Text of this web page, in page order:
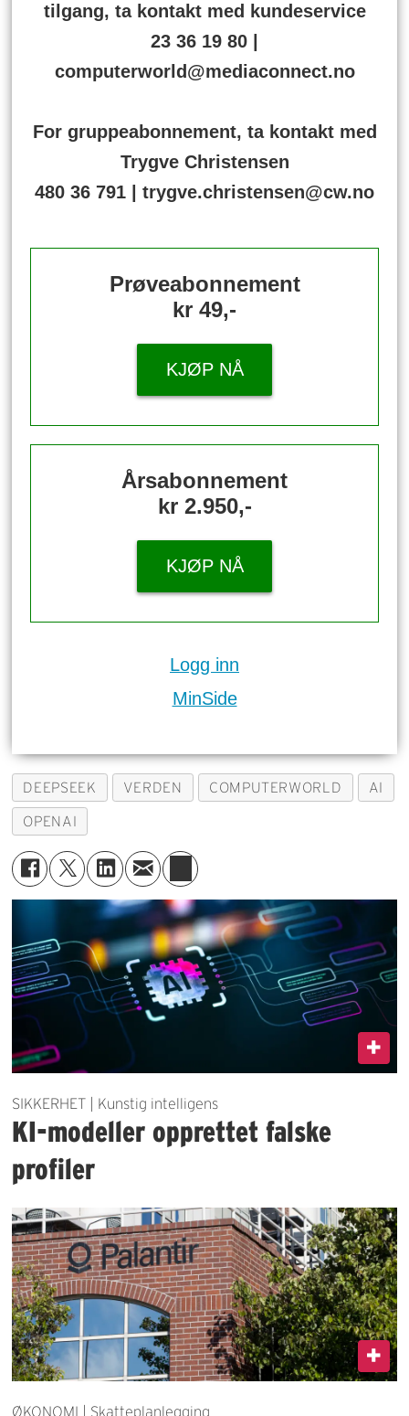
tilgang, ta kontakt med kundeservice
23 36 19 80 |
computerworld@mediaconnect.no
For gruppeabonnement, ta kontakt med
Trygve Christensen
480 36 791 | trygve.christensen@cw.no
Prøveabonnement
kr 49,-
KJØP NÅ
Årsabonnement
kr 2.950,-
KJØP NÅ
Logg inn
MinSide
DEEPSEEK VERDEN COMPUTERWORLD AI
OPENAI
SIKKERHET | Kunstig intelligens
KI-modeller opprettet falske
profiler
ØKONOMI | Skatteplanlegging